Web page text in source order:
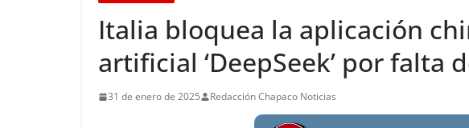
Italia bloquea la aplicación
artificial ‘DeepSeek’ por falta
31 de enero de 2025 Redacción Chapaco Noticias